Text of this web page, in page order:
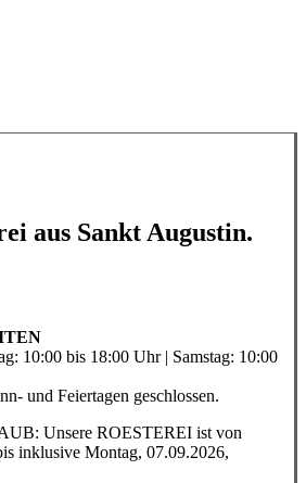
aus Sankt Augustin.
10:00 bis 18:00 Uhr | Samstag: 10:00
und Feiertagen geschlossen.
Unsere ROESTEREI ist von
inklusive Montag, 07.09.2026,